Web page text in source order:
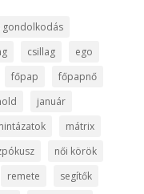
gondolkodás
csillag
ego
főpap
főpapnő
január
mátrix
női körök
remete
segítők